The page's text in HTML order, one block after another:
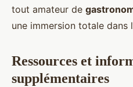
tout amateur de
une immersion totale dans
Ressources et
supplémentaires